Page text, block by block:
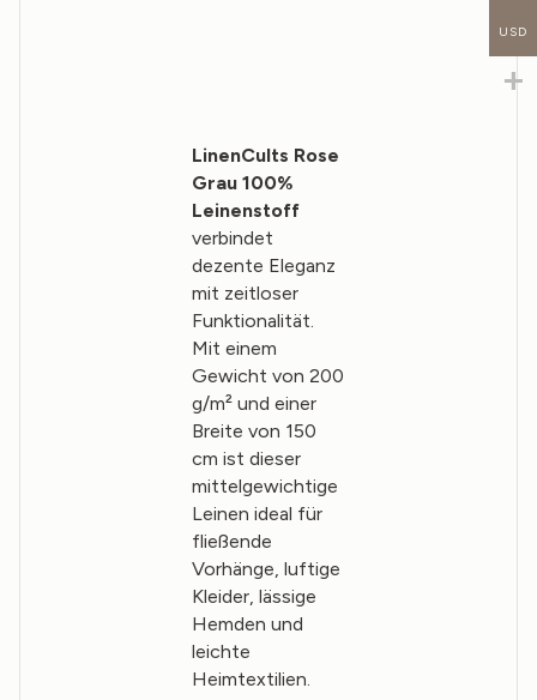
LinenCults Rose
Grau 100%
Leinenstoff
verbindet
dezente Eleganz
mit zeitloser
Funktionalität.
Mit einem
Gewicht von 200
g/m² und einer
Breite von 150
cm ist dieser
mittelgewichtige
Leinen ideal für
fließende
Vorhänge, luftige
Kleider, lässige
Hemden und
leichte
Heimtextilien.
USD